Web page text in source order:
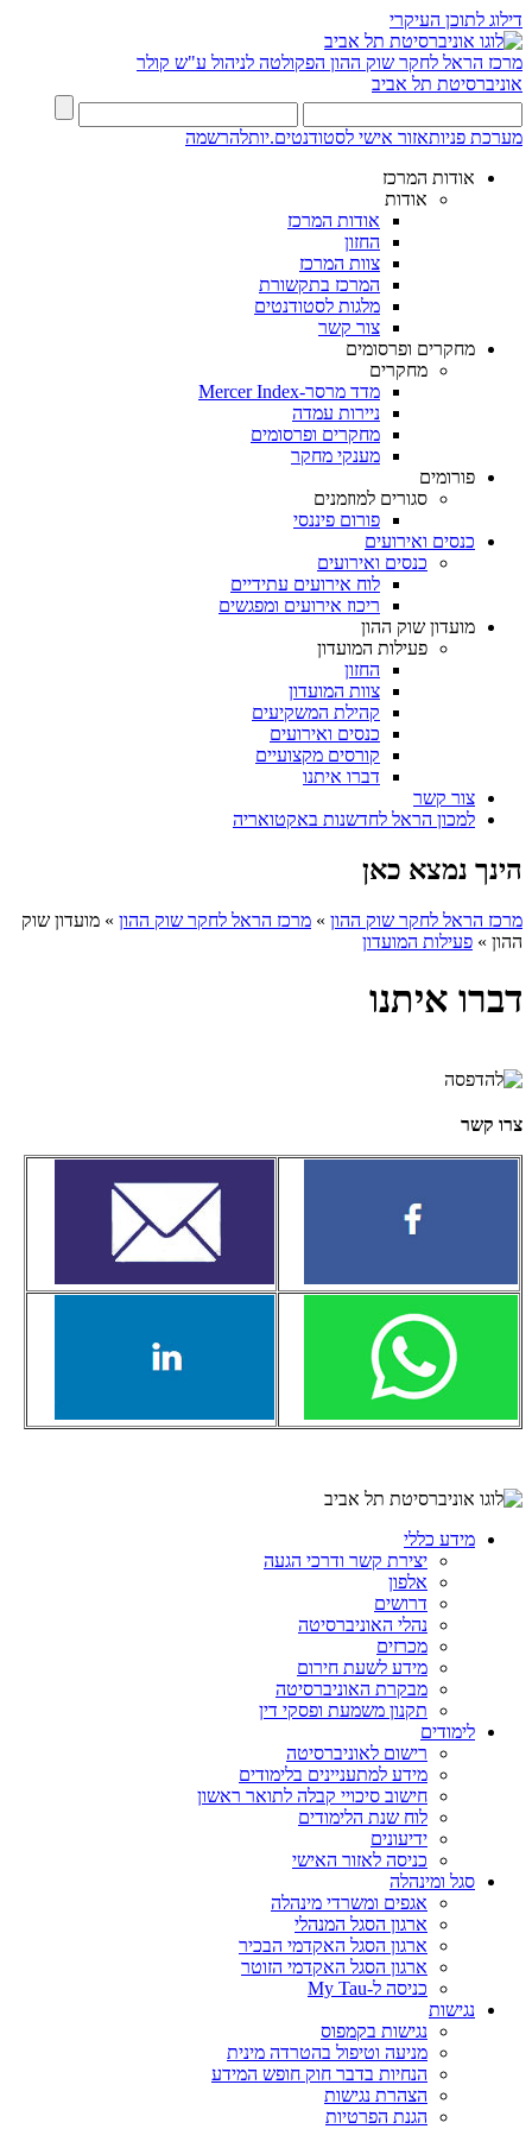
דילוג לתוכן העיקרי
מרכז הראל לחקר שוק ההון הפקולטה לניהול ע"ש קולר
אוניברסיטת תל אביב
מערכת פניותאזור אישי לסטודנטים.יותלהרשמה
אודות המרכז
אודות
אודות המרכז
החזון
צוות המרכז
המרכז בתקשורת
מלגות לסטודנטים
צור קשר
מחקרים ופרסומים
מחקרים
מדד מרסר-Mercer Index
ניירות עמדה
מחקרים ופרסומים
מענקי מחקר
פורומים
סגורים למוזמנים
פורום פיננסי
כנסים ואירועים
כנסים ואירועים
לוח אירועים עתידיים
ריכוז אירועים ומפגשים
מועדון שוק ההון
פעילות המועדון
החזון
צוות המועדון
קהילת המשקיעים
כנסים ואירועים
קורסים מקצועיים
דברו איתנו
צור קשר
למכון הראל לחדשנות באקטואריה
הינך נמצא כאן
מרכז הראל לחקר שוק ההון » מרכז הראל לחקר שוק ההון » מועדון שוק
ההון » פעילות המועדון
דברו איתנו
צרו קשר
מידע כללי
יצירת קשר ודרכי הגעה
אלפון
דרושים
נהלי האוניברסיטה
מכרזים
מידע לשעת חירום
מבקרת האוניברסיטה
תקנון משמעת ופסקי דין
לימודים
רישום לאוניברסיטה
מידע למתעניינים בלימודים
חישוב סיכויי קבלה לתואר ראשון
לוח שנת הלימודים
ידיעונים
כניסה לאזור האישי
סגל ומינהלה
אגפים ומשרדי מינהלה
ארגון הסגל המנהלי
ארגון הסגל האקדמי הבכיר
ארגון הסגל האקדמי הזוטר
כניסה ל-My Tau
נגישות
נגישות בקמפוס
מניעה וטיפול בהטרדה מינית
הנחיות בדבר חוק חופש המידע
הצהרת נגישות
הגנת הפרטיות